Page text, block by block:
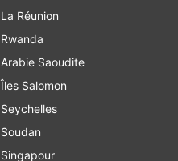
La Réunion
Rwanda
Arabie Saoudite
Îles Salomon
Seychelles
Soudan
Singapour